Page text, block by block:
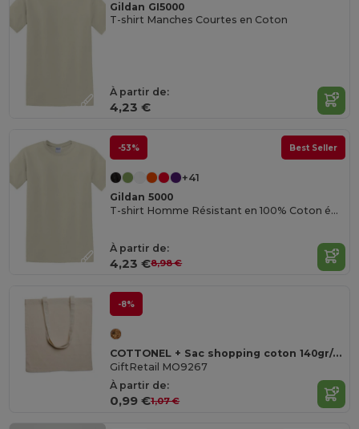
Gildan GI5000
T-shirt Manches Courtes en Coton
À partir de:
4,23 €
-53% Best Seller
+41
Gildan 5000
T-shirt Homme Résistant en 100% Coton épais de Haute Qualité
À partir de:
4,23 €8,98 €
-8%
COTTONEL + Sac shopping coton 140gr/m²
GiftRetail MO9267
À partir de:
0,99 €1,07 €